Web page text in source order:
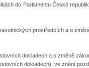
do Parlamentu České
prostředcích a o
dokladech a o změně
dokladech), ve znění